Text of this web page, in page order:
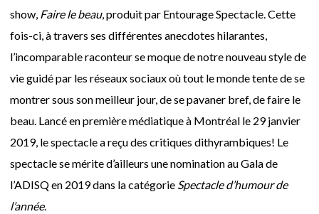
show, Faire le beau, produit par Entourage Spectacle. Cette
fois-ci, à travers ses différentes anecdotes hilarantes,
l’incomparable raconteur se moque de notre nouveau style de
vie guidé par les réseaux sociaux où tout le monde tente de se
montrer sous son meilleur jour, de se pavaner bref, de faire le
beau. Lancé en première médiatique à Montréal le 29 janvier
2019, le spectacle a reçu des critiques dithyrambiques! Le
spectacle se mérite d’ailleurs une nomination au Gala de
l’ADISQ en 2019 dans la catégorie Spectacle d’humour de
l’année.